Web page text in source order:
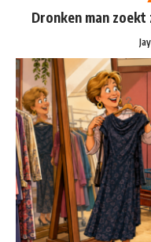
Dronken man
Jay